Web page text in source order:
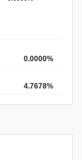
0.0000%
4.7678%